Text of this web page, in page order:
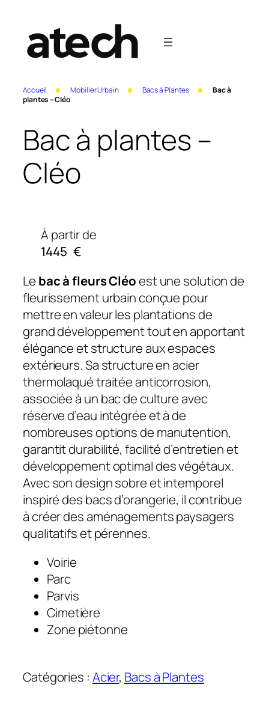
Accueil Mobilier Urbain Bacs à Plantes
Bac à
plantes – Cléo
Bac à plantes –
Cléo
À partir de
1445 €
Le bac à fleurs Cléoest une solution de
fleurissement urbain conçue pour
mettre en valeur les plantations de
grand développement tout en apportant
élégance et structure aux espaces
extérieurs. Sa structure en acier
thermolaqué traitée anticorrosion,
associée à un bac de culture avec
réserve d’eau intégrée et à de
nombreuses options de manutention,
garantit durabilité, facilité d’entretien et
développement optimal des végétaux.
Avec son design sobre et intemporel
inspiré des bacs d’orangerie, il contribue
à créer des aménagements paysagers
qualitatifs et pérennes.
Voirie
Parc
Parvis
Cimetière
Zone piétonne
Catégories : Acier, Bacs à Plantes